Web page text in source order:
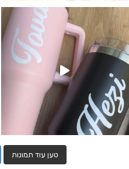
מטף לגילוי מין העובר חזר למלא
טען עוד תמונות